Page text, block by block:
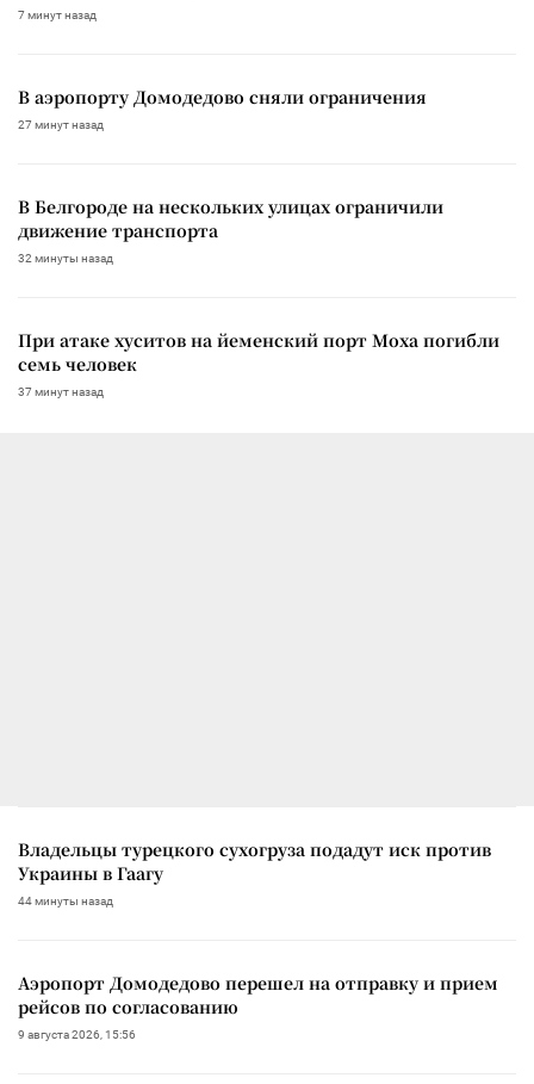
7 минут назад
В аэропорту Домодедово сняли ограничения
27 минут назад
В Белгороде на нескольких улицах ограничили
движение транспорта
32 минуты назад
При атаке хуситов на йеменский порт Моха погибли
семь человек
37 минут назад
Владельцы турецкого сухогруза подадут иск против
Украины в Гаагу
44 минуты назад
Аэропорт Домодедово перешел на отправку и прием
рейсов по согласованию
9 августа 2026, 15:56